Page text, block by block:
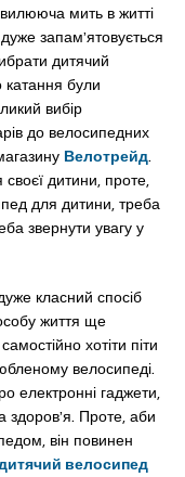
мить в житті
запам’ятовується
дитячий
катання були
вибір
до велосипедних
Велотрейд.
дитини, проте,
для дитини, треба
звернути увагу у
класний спосіб
життя ще
хотіти піти
велосипеді.
електронні гаджети,
здоров’я. Проте, аби
він повинен
велосипед